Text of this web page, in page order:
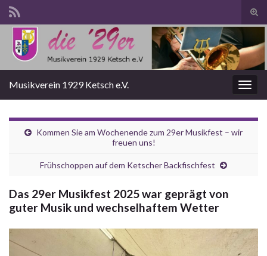
Search for:
Musikverein 1929 Ketsch e.V.
Kommen Sie am Wochenende zum 29er Musikfest – wir
freuen uns!
Frühschoppen auf dem Ketscher Backfischfest
Das 29er Musikfest 2025 war geprägt von
guter Musik und wechselhaftem Wetter